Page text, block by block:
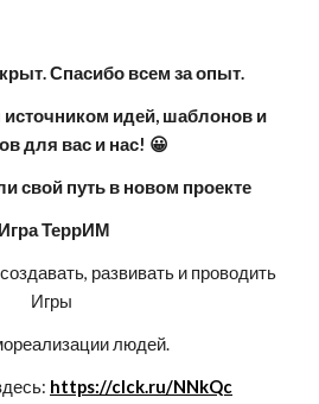
Спасибо всем за опыт.
источником идей, шаблонов и
для вас и нас! 😀
свой путь в новом проекте
Игра ТеррИМ
развивать и проводить
Игры
людей.
https://clck.ru/NNkQc